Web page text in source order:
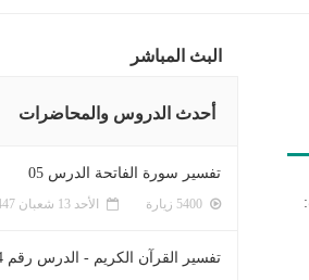
البث المباشر
أحدث الدروس والمحاضرات
تفسير سورة الفاتحة الدرس 05
الأحد 13 شعبان 1447ﻫ 1-2-2026م
تفسير القرآن الكريم - الدرس رقم 04